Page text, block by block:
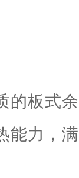
的板式
能力，